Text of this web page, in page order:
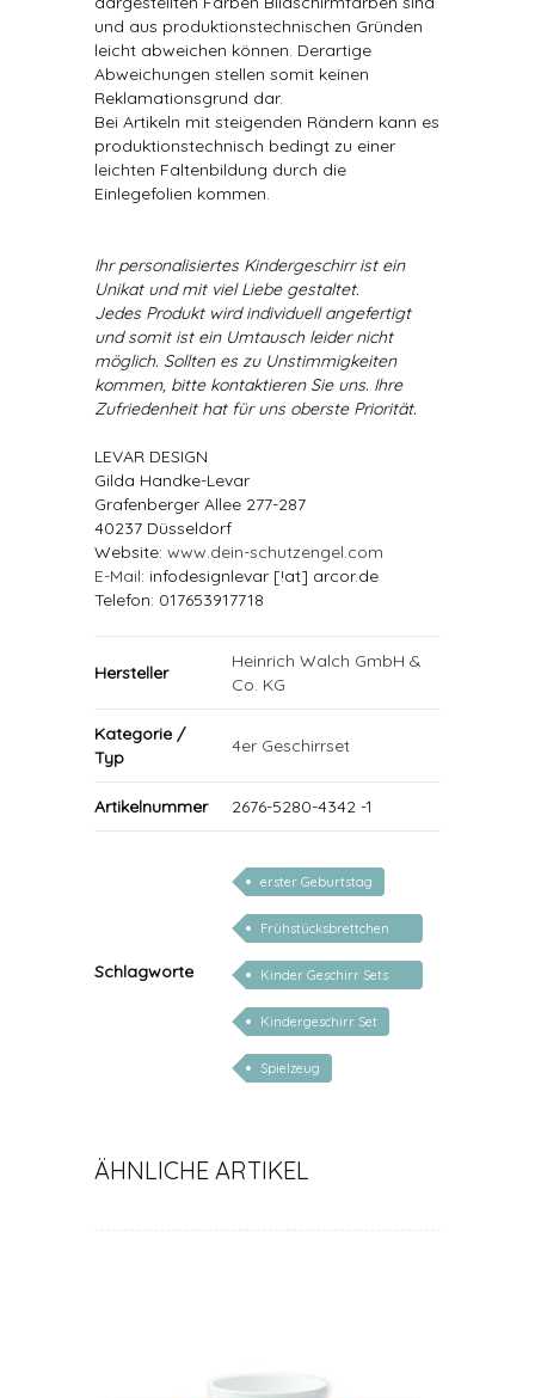
und aus produktionstechnischen Gründen
leicht abweichen können. Derartige
Abweichungen stellen somit keinen
Reklamationsgrund dar.
Bei Artikeln mit steigenden Rändern kann es
produktionstechnisch bedingt zu einer
leichten Faltenbildung durch die
Einlegefolien kommen.
Ihr personalisiertes Kindergeschirr ist ein
Unikat und mit viel Liebe gestaltet.
Jedes Produkt wird individuell angefertigt
und somit ist ein Umtausch leider nicht
möglich. Sollten es zu Unstimmigkeiten
kommen, bitte kontaktieren Sie uns. Ihre
Zufriedenheit hat für uns oberste Priorität.
LEVAR DESIGN
Gilda Handke-Levar
Grafenberger Allee 277-287
40237 Düsseldorf
Website: www.dein-schutzengel.com
E-Mail: infodesignlevar [!at] arcor.de
Telefon: 017653917718
Hersteller
Heinrich Walch GmbH &
Co. KG
Kategorie /
Typ
4er Geschirrset
Artikelnummer 2676-5280-4342 -1
Schlagworte
erster Geburtstag
Frühstücksbrettchen
personalisiert
Kinder Geschirr Sets
Melamin
Kindergeschirr Set
Spielzeug
ÄHNLICHE ARTIKEL